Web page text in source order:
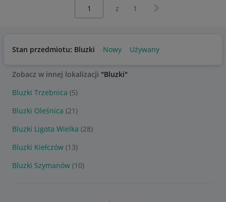
z 1 Następna strona
Stan przedmiotu: Bluzki Nowy Używany
Zobacz w innej lokalizacji "Bluzki"
Bluzki Trzebnica (5)
Bluzki Oleśnica (21)
Bluzki Ligota Wielka (28)
Bluzki Kiełczów (13)
Bluzki Szymanów (10)